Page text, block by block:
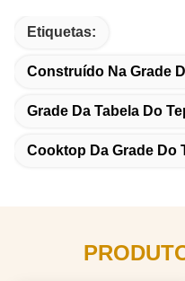
Etiquetas:
Construído Na Grade
Grade Da Tabela Do
Cooktop Da Grade Do